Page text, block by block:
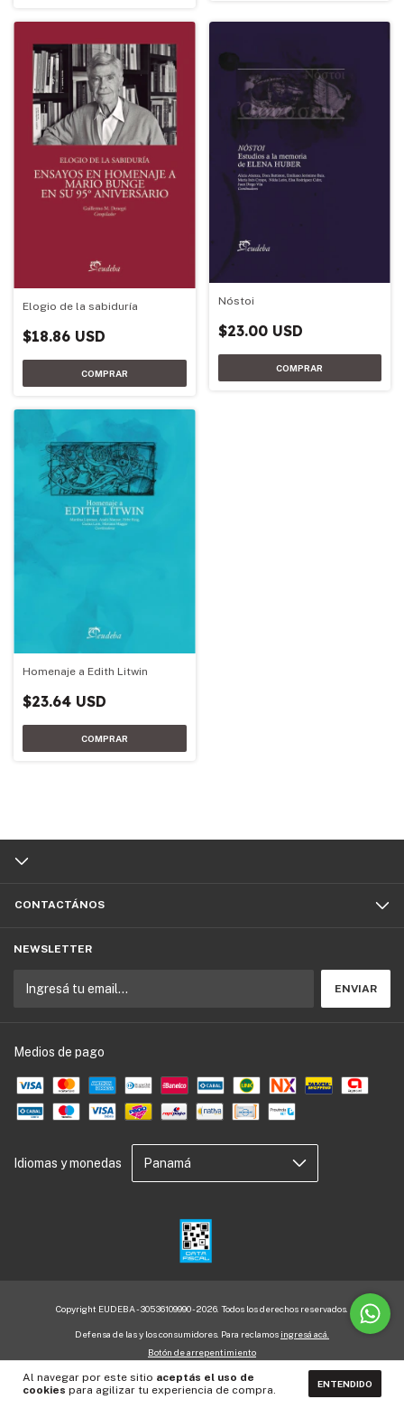
Al navegar por este sitio aceptás el uso de
cookies para agilizar tu experiencia de compra. ENTENDIDO
Elogio de la sabiduría
$18.86 USD
Nóstoi
$23.00 USD
Homenaje a Edith Litwin
$23.64 USD
CONTACTÁNOS
NEWSLETTER
Medios de pago
Idiomas y monedas
Copyright EUDEBA - 30536109990 - 2026. Todos los derechos reservados.
Defensa de las y los consumidores. Para reclamos ingresá acá.
Botón de arrepentimiento